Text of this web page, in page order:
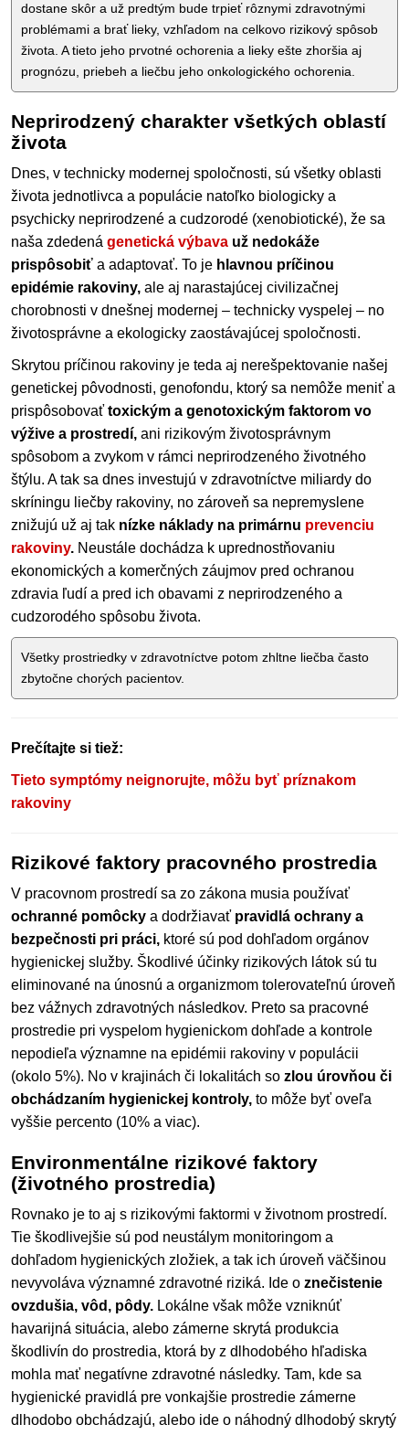
dostane skôr a už predtým bude trpieť rôznymi zdravotnými
problémami a brať lieky, vzhľadom na celkovo rizikový spôsob
života. A tieto jeho prvotné ochorenia a lieky ešte zhoršia aj
prognózu, priebeh a liečbu jeho onkologického ochorenia.
Neprirodzený charakter všetkých oblastí
života
Dnes, v technicky modernej spoločnosti, sú všetky oblasti
života jednotlivca a populácie natoľko biologicky a
psychicky neprirodzené a cudzorodé (xenobiotické), že sa
naša zdedená genetická výbava už nedokáže
prispôsobiť a adaptovať. To je hlavnou príčinou
epidémie rakoviny, ale aj narastajúcej civilizačnej
chorobnosti v dnešnej modernej – technicky vyspelej – no
životosprávne a ekologicky zaostávajúcej spoločnosti.
Skrytou príčinou rakoviny je teda aj nerešpektovanie našej
genetickej pôvodnosti, genofondu, ktorý sa nemôže meniť a
prispôsobovať toxickým a genotoxickým faktorom vo
výžive a prostredí, ani rizikovým životosprávnym
spôsobom a zvykom v rámci neprirodzeného životného
štýlu. A tak sa dnes investujú v zdravotníctve miliardy do
skríningu liečby rakoviny, no zároveň sa nepremyslene
znižujú už aj tak nízke náklady na primárnu prevenciu
rakoviny. Neustále dochádza k uprednostňovaniu
ekonomických a komerčných záujmov pred ochranou
zdravia ľudí a pred ich obavami z neprirodzeného a
cudzorodého spôsobu života.
Všetky prostriedky v zdravotníctve potom zhltne liečba často
zbytočne chorých pacientov.
Prečítajte si tiež:
Tieto symptómy neignorujte, môžu byť príznakom
rakoviny
Rizikové faktory pracovného prostredia
V pracovnom prostredí sa zo zákona musia používať
ochranné pomôcky a dodržiavať pravidlá ochrany a
bezpečnosti pri práci, ktoré sú pod dohľadom orgánov
hygienickej služby. Škodlivé účinky rizikových látok sú tu
eliminované na únosnú a organizmom tolerovateľnú úroveň
bez vážnych zdravotných následkov. Preto sa pracovné
prostredie pri vyspelom hygienickom dohľade a kontrole
nepodieľa významne na epidémii rakoviny v populácii
(okolo 5%). No v krajinách či lokalitách so zlou úrovňou či
obchádzaním hygienickej kontroly, to môže byť oveľa
vyššie percento (10% a viac).
Environmentálne rizikové faktory
(životného prostredia)
Rovnako je to aj s rizikovými faktormi v životnom prostredí.
Tie škodlivejšie sú pod neustálym monitoringom a
dohľadom hygienických zložiek, a tak ich úroveň väčšinou
nevyvoláva významné zdravotné riziká. Ide o znečistenie
ovzdušia, vôd, pôdy. Lokálne však môže vzniknúť
havarijná situácia, alebo zámerne skrytá produkcia
škodlivín do prostredia, ktorá by z dlhodobého hľadiska
mohla mať negatívne zdravotné následky. Tam, kde sa
hygienické pravidlá pre vonkajšie prostredie zámerne
dlhodobo obchádzajú, alebo ide o náhodný dlhodobý skrytý